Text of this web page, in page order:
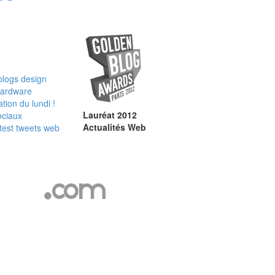
design
du lundi !
test tweets web
Lauréat 2012
Actualités Web